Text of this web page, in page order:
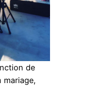
de
mariage,